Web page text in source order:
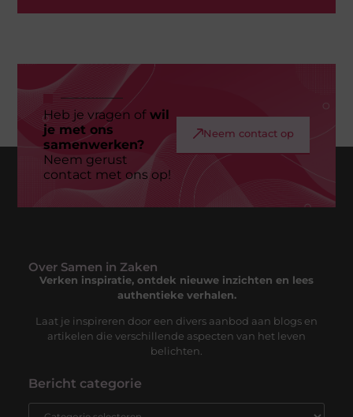
Heb je vragen ofwil
je met ons
samenwerken?
Neem gerust
contact met ons op!
Neem contact op
Over Samen in Zaken
Verken inspiratie, ontdek nieuwe inzichten en lees
authentieke verhalen.
Laat je inspireren door een divers aanbod aan blogs en
artikelen die verschillende aspecten van het leven
belichten.
Bericht categorie